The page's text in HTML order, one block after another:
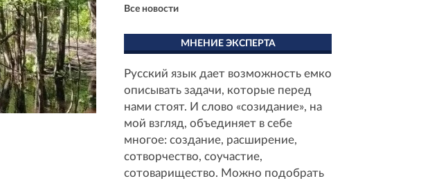
Все новости
МНЕНИЕ ЭКСПЕРТА
Русский язык дает возможность емко
описывать задачи, которые перед
нами стоят. И слово «созидание», на
мой взгляд, объединяет в себе
многое: создание, расширение,
сотворчество, соучастие,
сотоварищество. Можно подобрать